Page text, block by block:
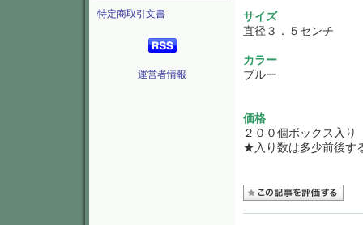
特定商取引文書
運営者情報
サイズ
直径３．５センチ
カラー
ブルー
価格
２００個ボックス入
★入り数は多少前後す